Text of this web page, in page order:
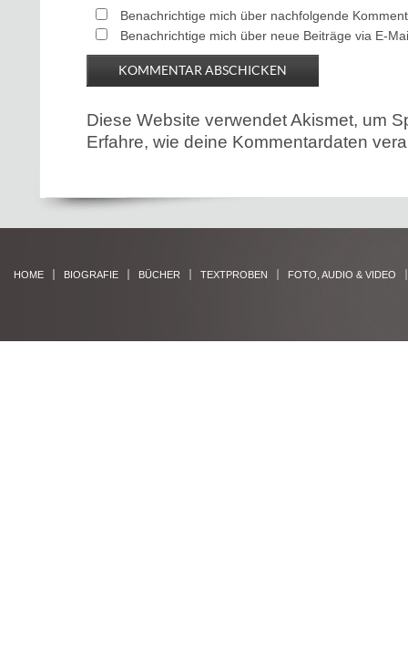
Benachrichtige mich über nachfolgende
Benachrichtige mich über neue Beiträge via E-
Diese Website verwendet Akismet, um
Erfahre, wie deine Kommentardaten
HOME BIOGRAFIE BÜCHER TEXTPROBEN FOTO, AUDIO & VIDEO